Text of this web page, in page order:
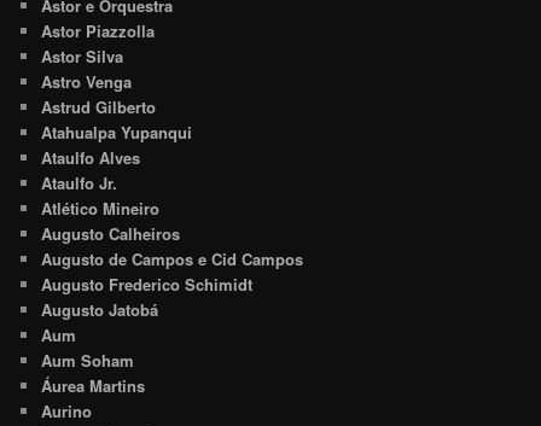
Astor e Orquestra
Astor Piazzolla
Astor Silva
Astro Venga
Astrud Gilberto
Atahualpa Yupanqui
Ataulfo Alves
Ataulfo Jr.
Atlético Mineiro
Augusto Calheiros
Augusto de Campos e Cid Campos
Augusto Frederico Schimidt
Augusto Jatobá
Aum
Aum Soham
Áurea Martins
Aurino